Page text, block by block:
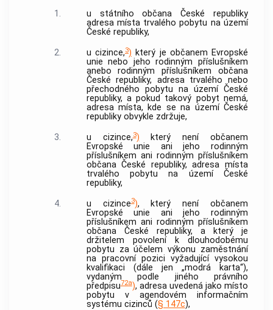
1.
u státního občana České republiky
adresa místa trvalého pobytu na území
České republiky,
2.
u cizince,3) který je občanem Evropské
unie nebo jeho rodinným příslušníkem
anebo rodinným příslušníkem občana
České republiky, adresa trvalého nebo
přechodného pobytu na území České
republiky, a pokud takový pobyt nemá,
adresa místa, kde se na území České
republiky obvykle zdržuje,
3.
u cizince,3) který není občanem
Evropské unie ani jeho rodinným
příslušníkem ani rodinným příslušníkem
občana České republiky, adresa místa
trvalého pobytu na území České
republiky,
4.
u cizince3), který není občanem
Evropské unie ani jeho rodinným
příslušníkem ani rodinným příslušníkem
občana České republiky, a který je
držitelem povolení k dlouhodobému
pobytu za účelem výkonu zaměstnání
na pracovní pozici vyžadující vysokou
kvalifikaci (dále jen „modrá karta“),
vydaným podle jiného právního
předpisu72a), adresa uvedená jako místo
pobytu v agendovém informačním
systému cizinců (§ 147c),